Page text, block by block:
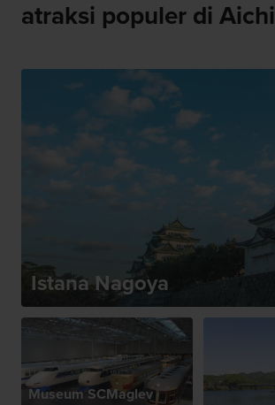
atraksi populer di Aichi
Istana Nagoya
Museum SCMaglev